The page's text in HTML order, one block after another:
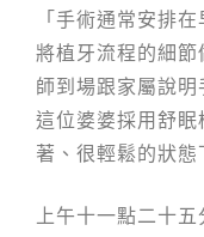
「手術通常安排
將植牙流程的細
師到場跟家屬說明
這位婆婆採用舒
著、很輕鬆的狀態
上午十一點二十